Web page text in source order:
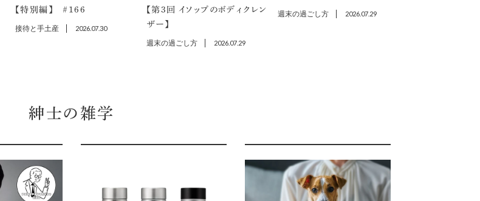
【特別編】 ＃166
接待と手土産 2026.07.30
【第3回 イソップのボディクレン
ザー】
週末の過ごし方 2026.07.29
週末の過ごし方 2026.07.29
紳士の雑学